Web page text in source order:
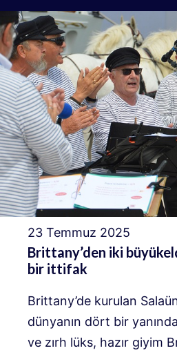
23 Temmuz 2025
Brittany’den iki
bir ittifak
Brittany’de kurulan
dünyanın dört bir
ve zırh lüks, hazır giyim